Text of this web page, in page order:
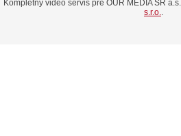
Kompletný video servis pre OUR MEDIA SR
s.r.o.